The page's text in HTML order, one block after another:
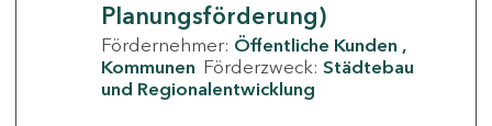
Planungsförderung)
Fördernehmer: Öffentliche Kunden
Kommunen Förderzweck: Städtebau
und Regionalentwicklung